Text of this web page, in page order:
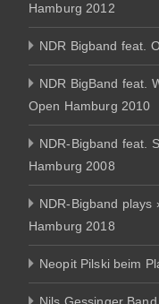
Hamburg 2012
NDR Bigband feat.
NDR BigBand feat.
Open Hamburg 2010
NDR-Bigband feat.
Hamburg 2008
NDR-Bigband plays
Hamburg 2018
Neopit Pilski beim